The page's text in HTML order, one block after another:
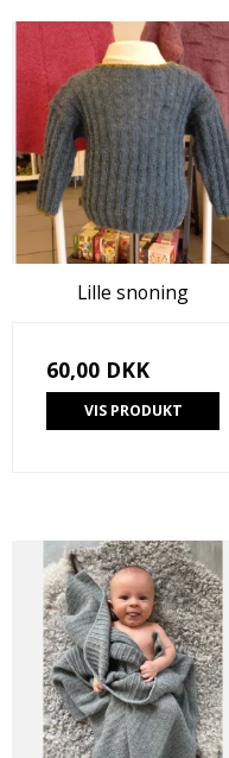
Lille snoning
60,00 DKK
VIS PRODUKT